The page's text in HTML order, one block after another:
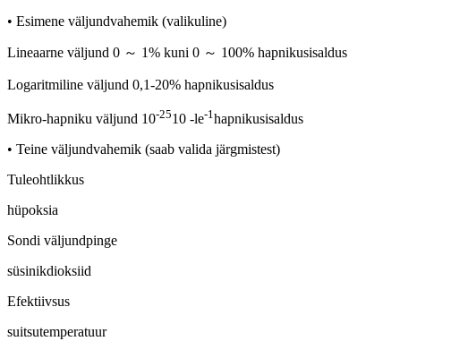
• Esimene väljundvahemik (valikuline)
Lineaarne väljund 0 ～ 1% kuni 0 ～ 100% hapnikusisaldus
Logaritmiline väljund 0,1-20% hapnikusisaldus
Mikro-hapniku väljund 10-2510 -le-1hapnikusisaldus
• Teine väljundvahemik (saab valida järgmistest)
Tuleohtlikkus
hüpoksia
Sondi väljundpinge
süsinikdioksiid
Efektiivsus
suitsutemperatuur